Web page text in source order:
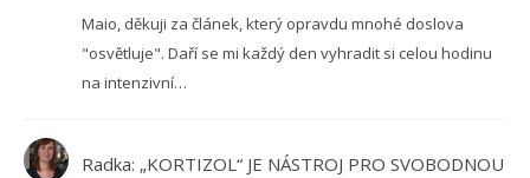
Maio, děkuji za článek, který opravdu mnohé doslova
"osvětluje". Daří se mi každý den vyhradit si celou hodinu
na intenzivní…
Radka: „KORTIZOL“ JE NÁSTROJ PRO SVOBODNOU